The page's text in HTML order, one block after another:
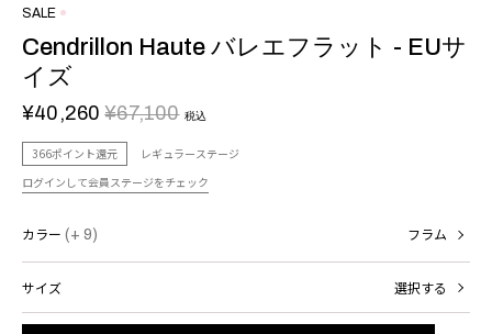
SALE
Cendrillon Haute バレエフラット - EUサ
イズ
¥40,260 ¥67,100 税込
366ポイント還元
レギュラーステージ
ログインして会員ステージをチェック
カラー (+ 9) フラム
サイズ 選択する